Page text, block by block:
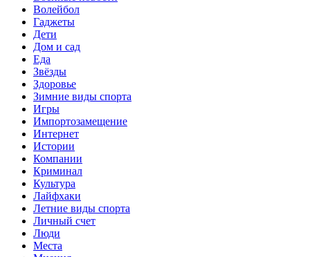
Волейбол
Гаджеты
Дети
Дом и сад
Еда
Звёзды
Здоровье
Зимние виды спорта
Игры
Импортозамещение
Интернет
Истории
Компании
Криминал
Культура
Лайфхаки
Летние виды спорта
Личный счет
Люди
Места